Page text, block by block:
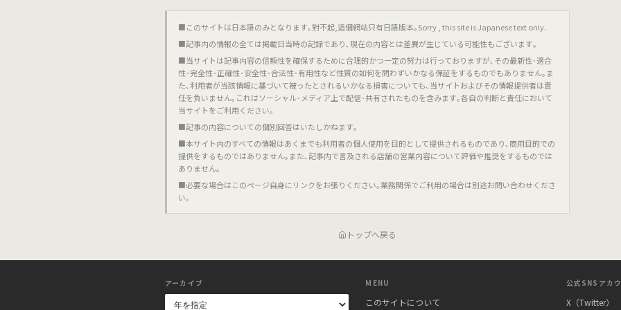
■このサイトは日本語のみとなります｡對不起,這個網站只有日語版本｡Sorry , this site is Japanese text only.
■記事内の情報の全ては掲載日当時の記録であり､現在の内容とは差異が生じている可能性もございます｡
■当サイトは記事内容の信頼性を確保するために合理的かつ一定の努力は行っておりますが､その最新性･適合
性･完全性･正確性･安全性･合法性･有用性など性質の如何を問わずいかなる保証をするものでもありません｡ま
た､利用者が当該情報に基づいて被ったとされるいかなる損害についても､当サイトおよびその情報提供者は責
任を負いません｡これはソーシャル･メディア上で配信･共有されたものを含みます｡各自の判断と責任において
当サイトをご利用ください｡
■記事の内容についての個別回答はいたしかねます｡
■本サイト内のすべての情報はあくまでも利用者の個人使用を目的として提供されるものであり､商用目的での
提供をするものではありません｡また､記事内で言及される店舗の営業内容について評価や推奨をするものでは
ありません｡
■必要な場合はこのページ自身にリンクをお張りください｡業務関係でご利用の場合は別途お問い合わせくださ
い｡
トップへ戻る
アーカイブ MENU
このサイトについて
公式SNSアカ
X（Twitter）